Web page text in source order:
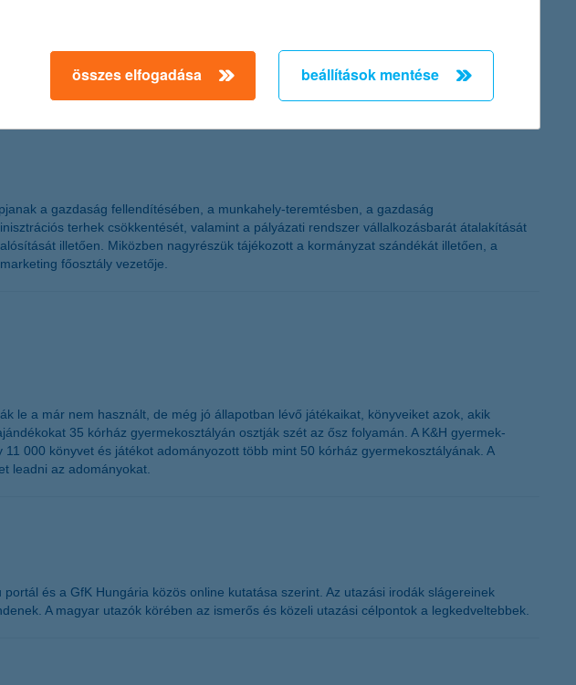
termékekkel és az online megoldásokkal kapcsolatban. A „Biztosítási trendek”
utasbiztosításért továbbra is ellátogatnak a biztosítói– és bankfiókokba. Nagy ugrás
a gazdaság fellendítésében, a munkahely-teremtésben, a gazdaság
terhek csökkentését, valamint a pályázati rendszer vállalkozásbarát átalakítását
illetően. Miközben nagyrészük tájékozott a kormányzat szándékát illetően, a
főosztály vezetője.
le a már nem használt, de még jó állapotban lévő játékaikat, könyveiket azok, akik
35 kórház gyermekosztályán osztják szét az ősz folyamán. A K&H gyermek-
000 könyvet és játékot adományozott több mint 50 kórház gyermekosztályának. A
leadni az adományokat.
és a GfK Hungária közös online kutatása szerint. Az utazási irodák slágereinek
A magyar utazók körében az ismerős és közeli utazási célpontok a legkedveltebbek.
összes elfogadása beállítások mentése